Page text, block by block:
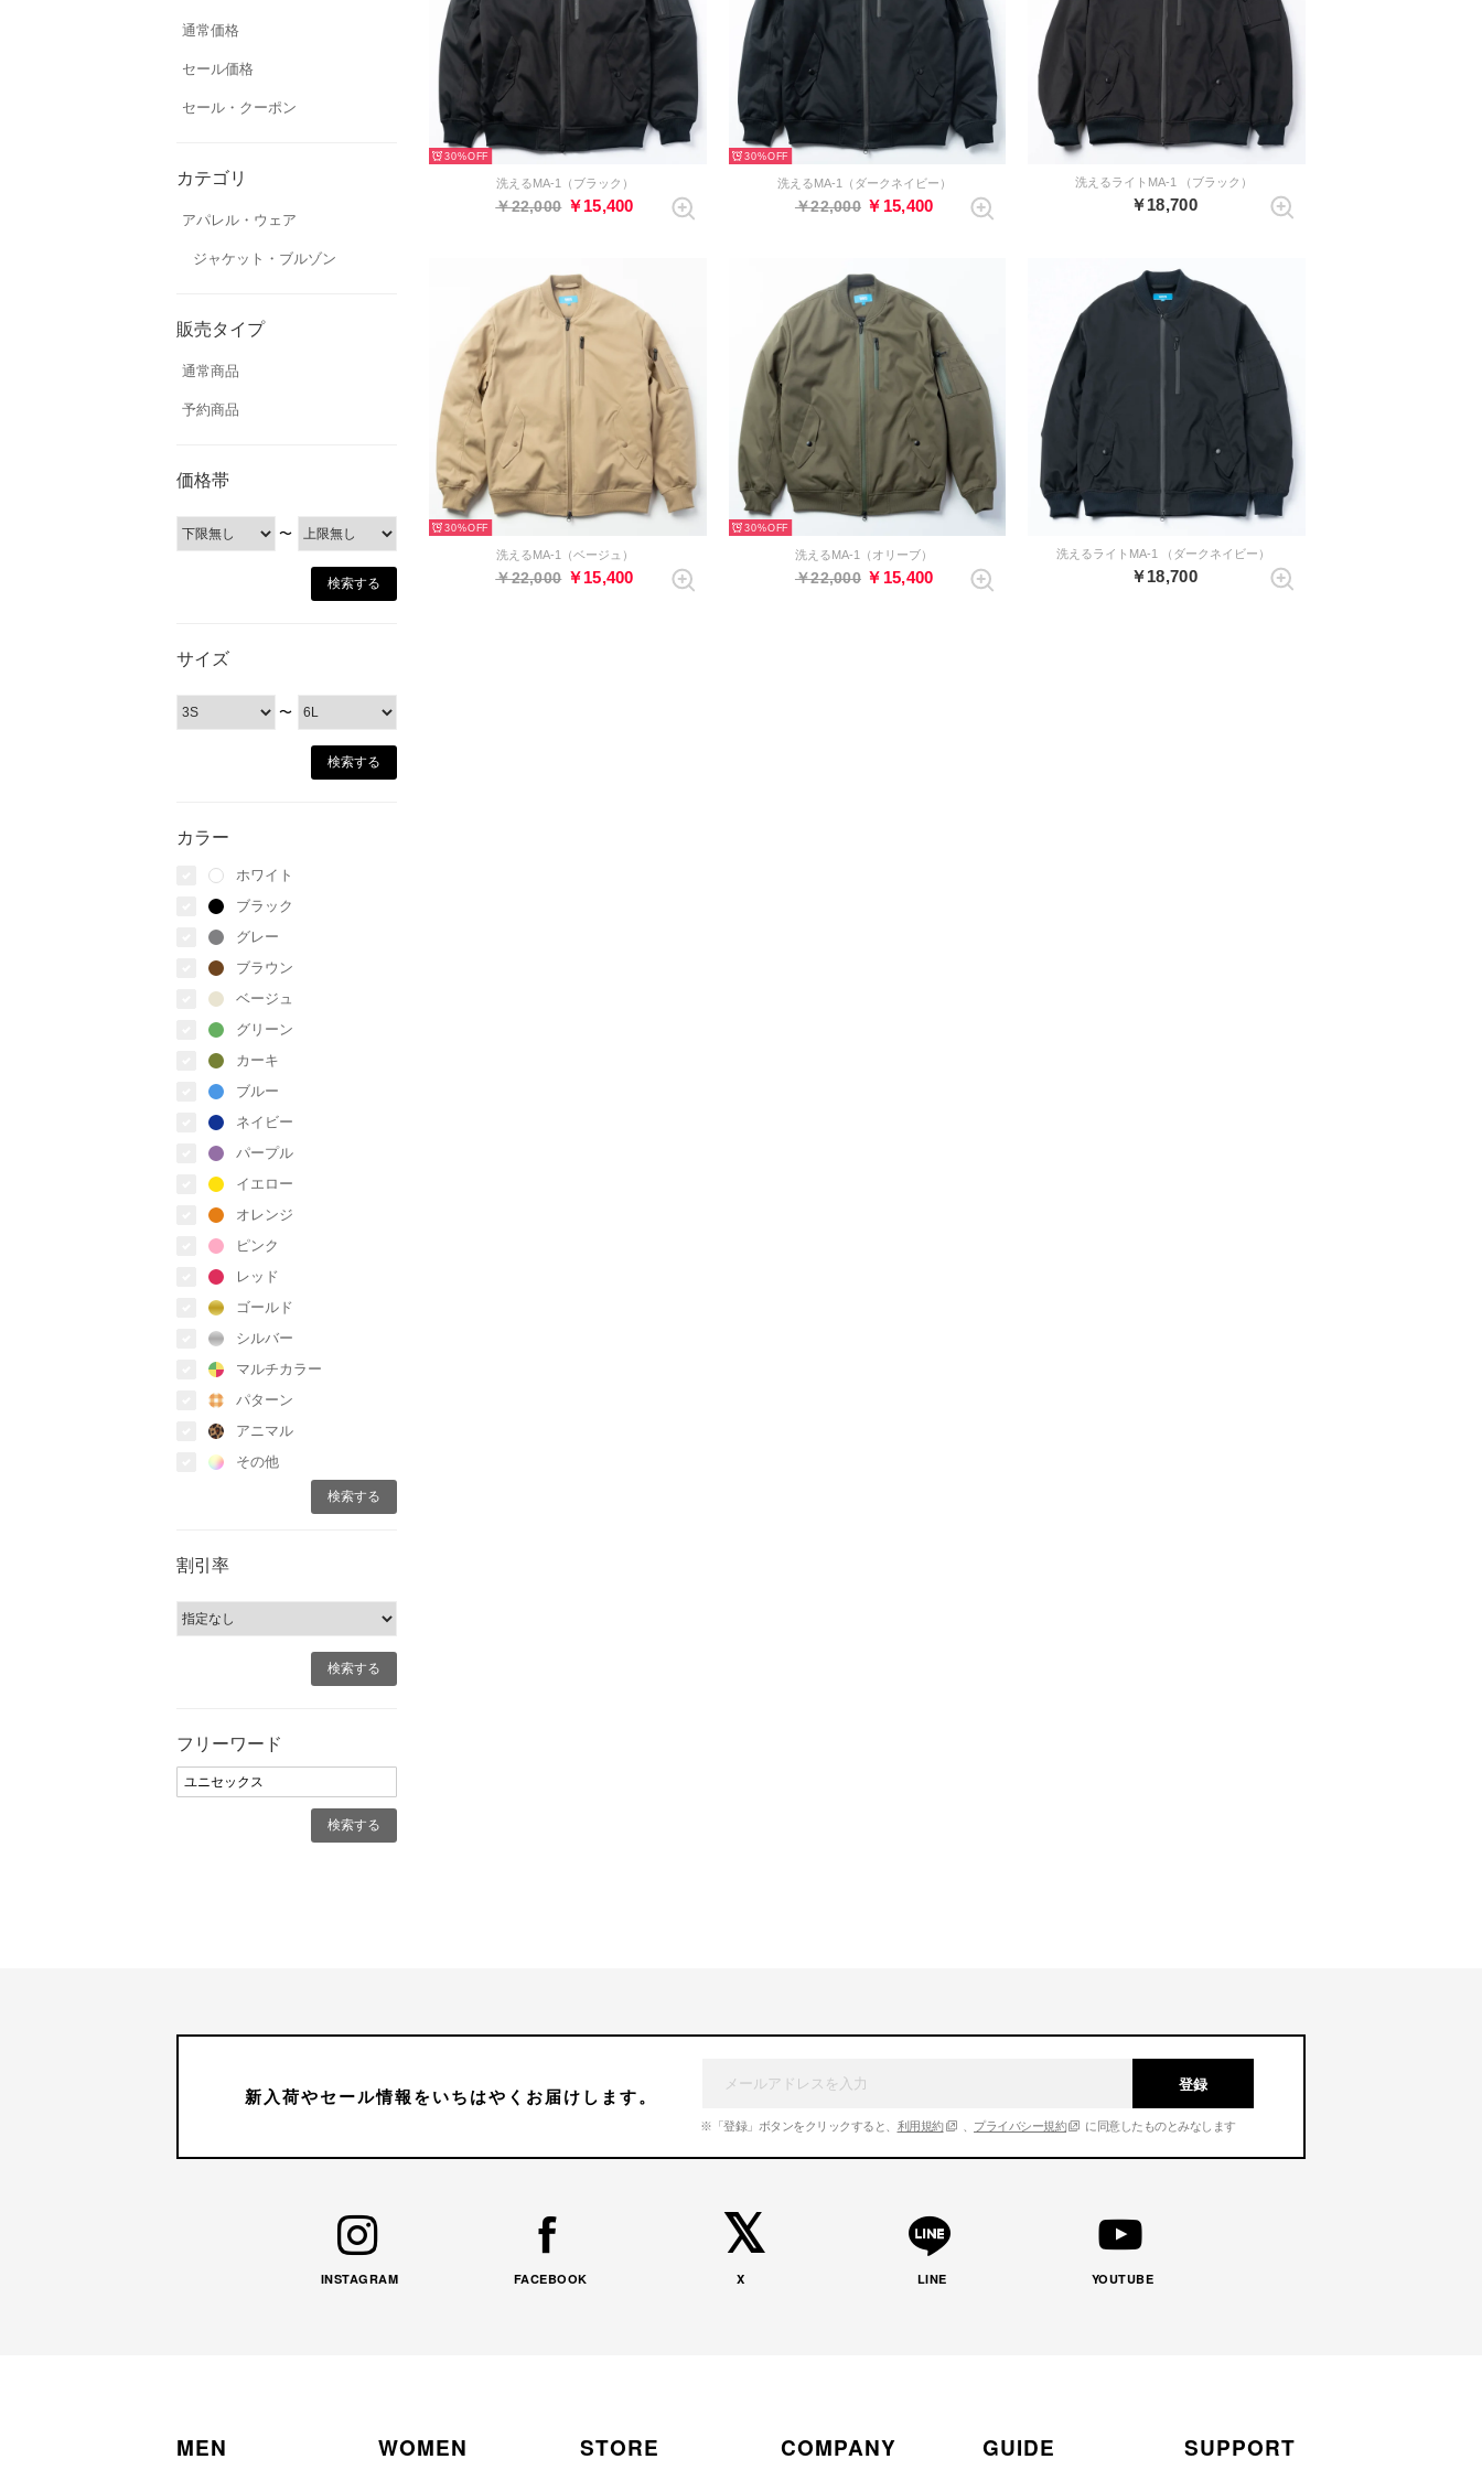
通常価格
セール価格
セール・クーポン
カテゴリ
アパレル・ウェア
ジャケット・ブルゾン
販売タイプ
通常商品
予約商品
価格帯
〜
サイズ
〜
カラー
ホワイト
ブラック
グレー
ブラウン
ベージュ
グリーン
カーキ
ブルー
ネイビー
パープル
イエロー
オレンジ
ピンク
レッド
ゴールド
シルバー
マルチカラー
パターン
アニマル
その他
割引率
フリーワード
30%
洗えるMA-1（ブラック）
￥22,000 ￥15,400
30%
洗えるMA-1（ダークネイビー）
￥22,000 ￥15,400
洗えるライトMA-1 （ブラック）
￥18,700
30%
洗えるMA-1（ベージュ）
￥22,000 ￥15,400
30%
洗えるMA-1（オリーブ）
￥22,000 ￥15,400
洗えるライトMA-1 （ダークネイビー）
￥18,700
新入荷やセール情報をいちはやくお届けします。
登録
※「登録」ボタンをクリックすると、 利用規約 プライバシー規約 に同意したものとみなします
INSTAGRAM FACEBOOK X LINE YOUTUBE
MEN WOMEN STORE COMPANY GUIDE SUPPORT